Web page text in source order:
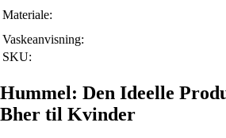
Materiale:
Vaskeanvisning:
SKU:
Hummel: Den Ideelle
Bher til Kvinder